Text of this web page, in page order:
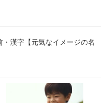
漢字【元気なイメージの名